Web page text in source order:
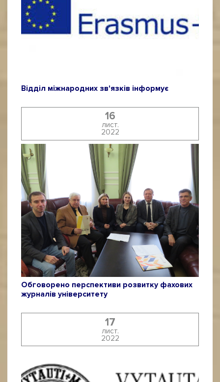
Відділ міжнародних зв'язків інформує
16
лист.
2022
Обговорено перспективи розвитку фахових
журналів університету
17
лист.
2022